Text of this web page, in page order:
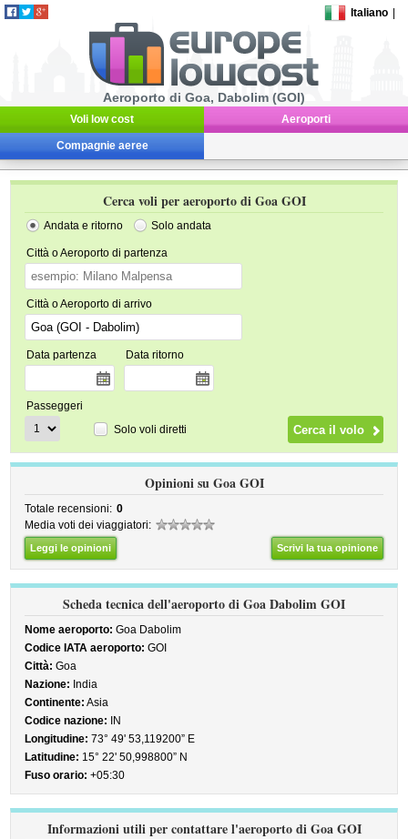
Italiano
Aeroporto di Goa, Dabolim (GOI)
Voli low cost Aeroporti
Compagnie aeree
Cerca voli per aeroporto di Goa GOI
Andata e ritorno Solo andata
Città o Aeroporto di partenza
Città o Aeroporto di arrivo
Data partenza Data ritorno
Passeggeri
Solo voli diretti
Opinioni su Goa GOI
Totale recensioni: 0
Media voti dei viaggiatori:
Leggi le opinioni Scrivi la tua opinione
Scheda tecnica dell'aeroporto di Goa Dabolim GOI
Nome aeroporto: Goa Dabolim
Codice IATA aeroporto: GOI
Città: Goa
Nazione: India
Continente: Asia
Codice nazione: IN
Longitudine: 73° 49' 53,119200” E
Latitudine: 15° 22' 50,998800” N
Fuso orario: +05:30
Informazioni utili per contattare l'aeroporto di Goa GOI